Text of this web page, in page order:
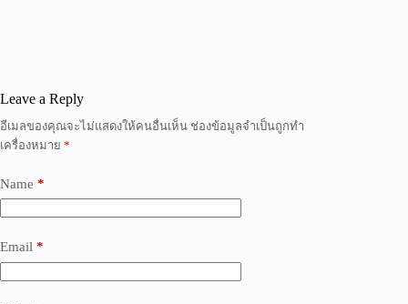
Leave a Reply
อีเมลของคุณจะไม่แสดงให้คนอื่นเห็น ช่องข้อมูลจำเป็นถูกทำ
เครื่องหมาย *
Name *
Email *